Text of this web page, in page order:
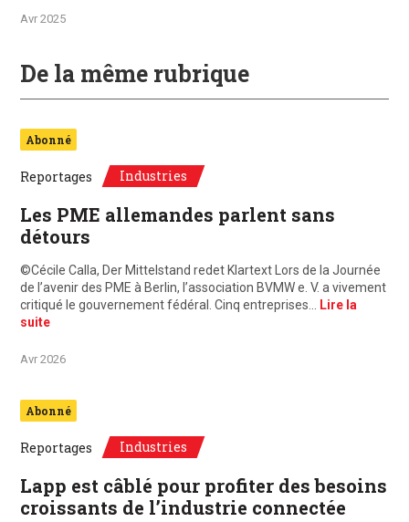
Avr 2025
De la même rubrique
Abonné
Reportages Industries
Les PME allemandes parlent sans
détours
©Cécile Calla, Der Mittelstand redet Klartext Lors de la Journée
de l’avenir des PME à Berlin, l’association BVMW e. V. a vivement
critiqué le gouvernement fédéral. Cinq entreprises… Lire la
suite
Avr 2026
Abonné
Reportages Industries
Lapp est câblé pour profiter des besoins
croissants de l’industrie connectée